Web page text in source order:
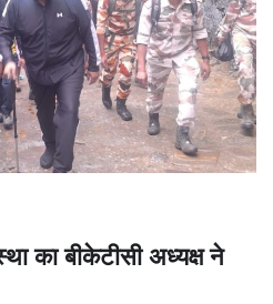
का बीकेटीसी अध्यक्ष ने